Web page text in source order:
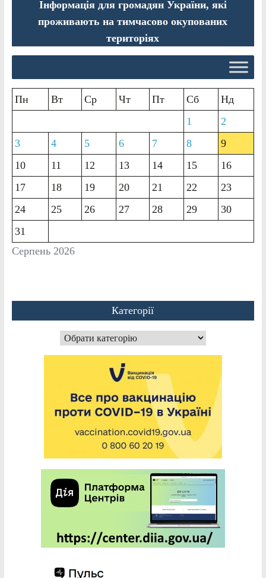
Інформація для громадян України, які
проживають на тимчасово окупованих
територіях
Серпень 2026
Пн Вт Ср Чт Пт Сб
Нд
1
2
3
4 5 6 7 8
9
10
11 12 13 14 15
16
17
18 19 20 21 22
23
24
25 26 27 28 29
30
31
Категорії
Категорії